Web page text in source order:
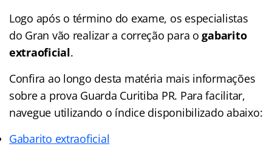
Logo após o término do exame, os especialistas
do Gran vão realizar a correção para ogabarito
extraoficial.
Confira ao longo desta matéria mais informações
sobre a prova Guarda Curitiba PR. Para facilitar,
navegue utilizando o índice disponibilizado abaixo:
Gabarito extraoficial